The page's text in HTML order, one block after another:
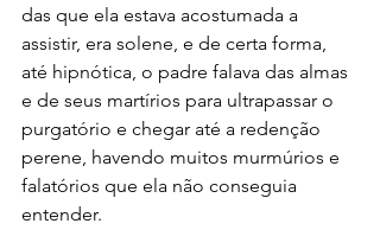
das que ela estava acostumada a
assistir, era solene, e de certa forma,
até hipnótica, o padre falava das almas
e de seus martírios para ultrapassar o
purgatório e chegar até a redenção
perene, havendo muitos murmúrios e
falatórios que ela não conseguia
entender.